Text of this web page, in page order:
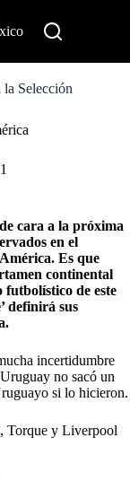
la Selección
cara a la próxima
en el
Es que
continental
de este
definirá sus
incertidumbre
no sacó un
si lo hicieron.
Torque y Liverpool